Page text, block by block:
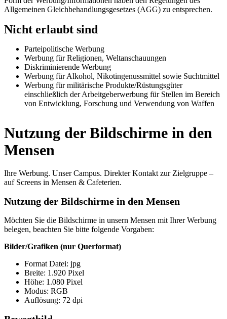
Allgemeinen Gleichbehandlungsgesetzes (AGG) zu entsprechen.
Nicht erlaubt sind
Parteipolitische Werbung
Werbung für Religionen, Weltanschauungen
Diskriminierende Werbung
Werbung für Alkohol, Nikotingenussmittel sowie Suchtmittel
Werbung für militärische Produkte/Rüstungsgüter
einschließlich der Arbeitgeberwerbung für Stellen im Bereich
von Entwicklung, Forschung und Verwendung von Waffen
Nutzung der Bildschirme in den
Mensen
Ihre Werbung. Unser Campus. Direkter Kontakt zur Zielgruppe –
auf Screens in Mensen & Cafeterien.
Nutzung der Bildschirme in den Mensen
Möchten Sie die Bildschirme in unsern Mensen mit Ihrer Werbung
belegen, beachten Sie bitte folgende Vorgaben:
Bilder/Grafiken (nur Querformat)
Format Datei: jpg
Breite: 1.920 Pixel
Höhe: 1.080 Pixel
Modus: RGB
Auflösung: 72 dpi